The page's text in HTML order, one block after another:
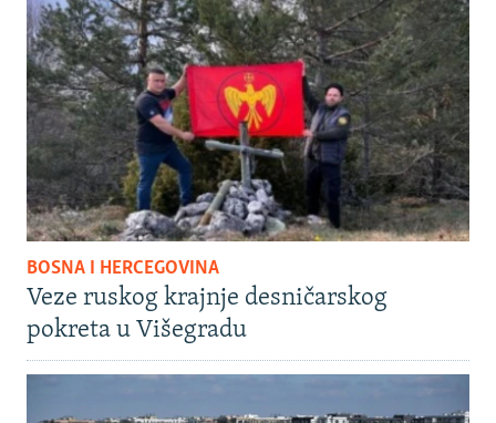
BOSNA I HERCEGOVINA
Veze ruskog krajnje desničarskog
pokreta u Višegradu